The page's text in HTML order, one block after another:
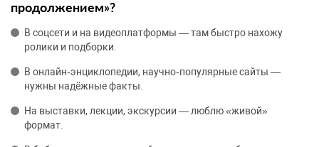
продолжением»?
В соцсети и на видеоплатформы — там быстро нахожу
ролики и подборки.
В онлайн‑энциклопедии, научно‑популярные сайты —
нужны надёжные факты.
На выставки, лекции, экскурсии — люблю «живой»
формат.